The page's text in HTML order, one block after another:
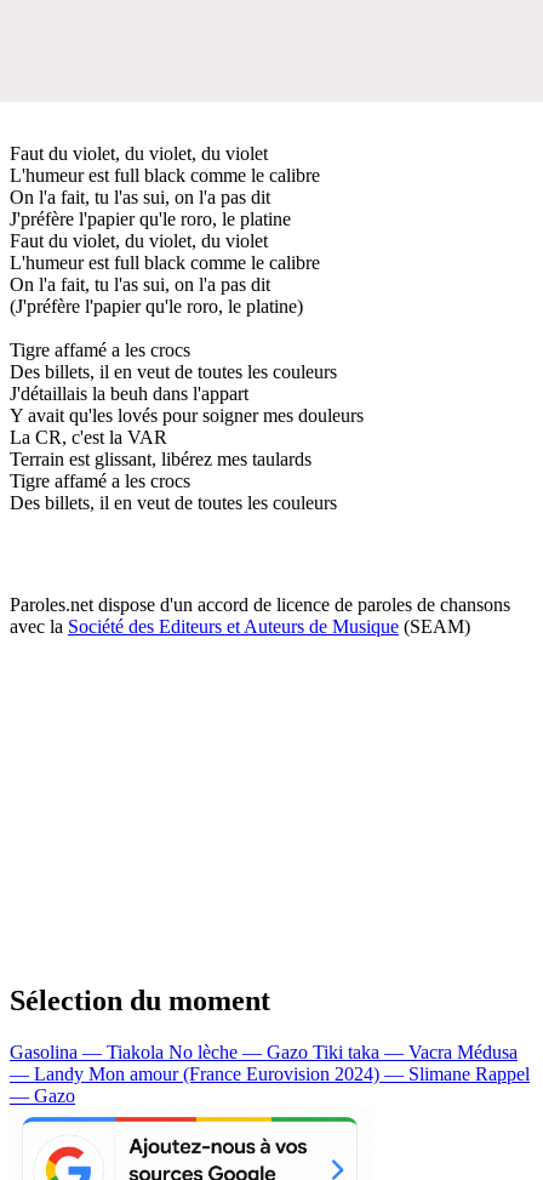
Faut du violet, du violet, du violet
L'humeur est full black comme le calibre
On l'a fait, tu l'as sui, on l'a pas dit
J'préfère l'papier qu'le roro, le platine
Faut du violet, du violet, du violet
L'humeur est full black comme le calibre
On l'a fait, tu l'as sui, on l'a pas dit
(J'préfère l'papier qu'le roro, le platine)
Tigre affamé a les crocs
Des billets, il en veut de toutes les couleurs
J'détaillais la beuh dans l'appart
Y avait qu'les lovés pour soigner mes douleurs
La CR, c'est la VAR
Terrain est glissant, libérez mes taulards
Tigre affamé a les crocs
Des billets, il en veut de toutes les couleurs
Paroles.net dispose d'un accord de licence de paroles de chansons
avec la Société des Editeurs et Auteurs de Musique (SEAM)
Sélection du moment
Gasolina — Tiakola No lèche — Gazo Tiki taka — Vacra Médusa
— Landy Mon amour (France Eurovision 2024) — Slimane Rappel
— Gazo